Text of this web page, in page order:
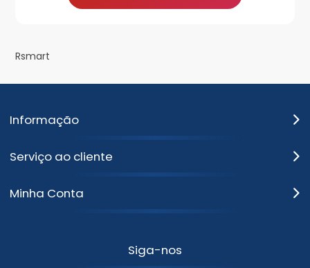
Rsmart
Informação
Serviço ao cliente
Minha Conta
Siga-nos